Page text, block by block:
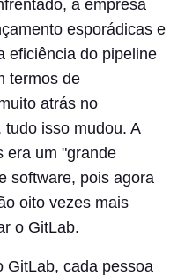
a empresa
esporádicas e
eficiência do pipeline
termos de
atrás no
isso mudou. A
era um "grande
software, pois agora
oito vezes mais
o GitLab.
GitLab, cada pessoa